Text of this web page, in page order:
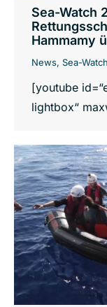
Sea-Watch
Hammamy
News, Sea-
[youtube
lightbox“